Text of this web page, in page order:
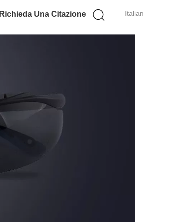
Italian
Richieda Una Citazione